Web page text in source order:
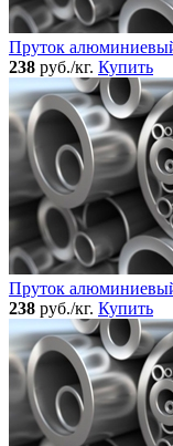
Пруток
238 руб./кг. Купить
Пруток
238 руб./кг. Купить